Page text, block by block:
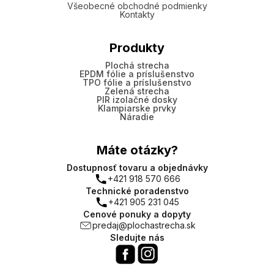
Všeobecné obchodné podmienky
Kontakty
Produkty
Plochá strecha
EPDM fólie a príslušenstvo
TPO fólie a príslušenstvo
Zelená strecha
PIR izolačné dosky
Klampiarske prvky
Náradie
Máte otázky?
Dostupnosť tovaru a objednávky
+421 918 570 666
Technické poradenstvo
+421 905 231 045
Cenové ponuky a dopyty
predaj@plochastrecha.sk
Sledujte nás